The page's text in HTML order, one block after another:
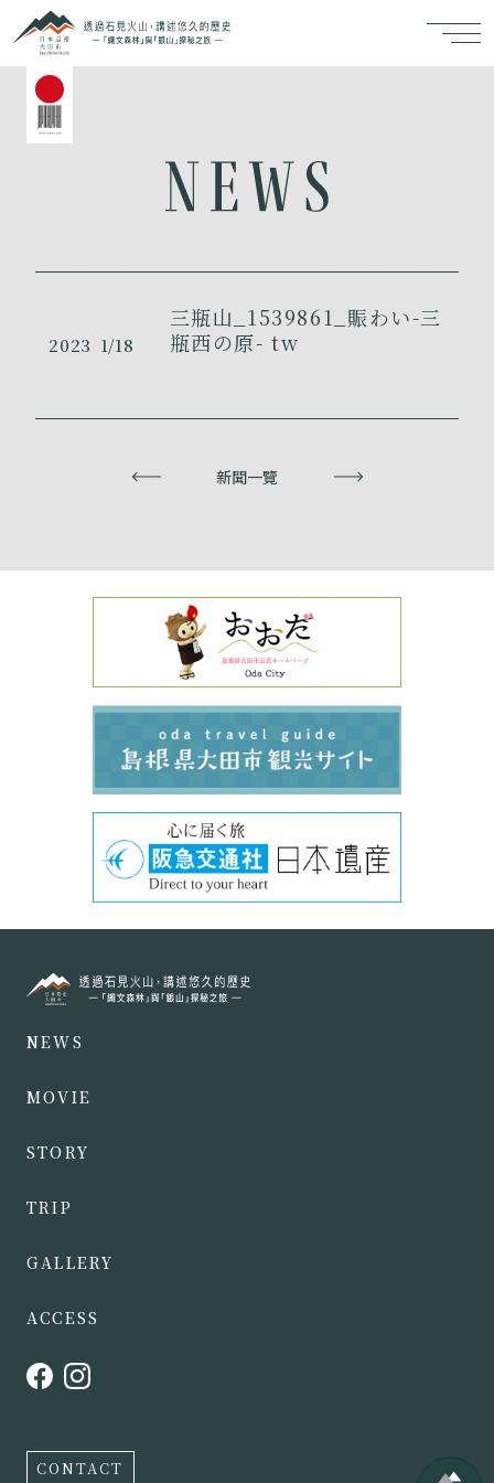
2023 1/18
三瓶山_1539861_賑わい-三
瓶西の原- tw
新聞一覽
NEWS
MOVIE
STORY
TRIP
GALLERY
ACCESS
CONTACT